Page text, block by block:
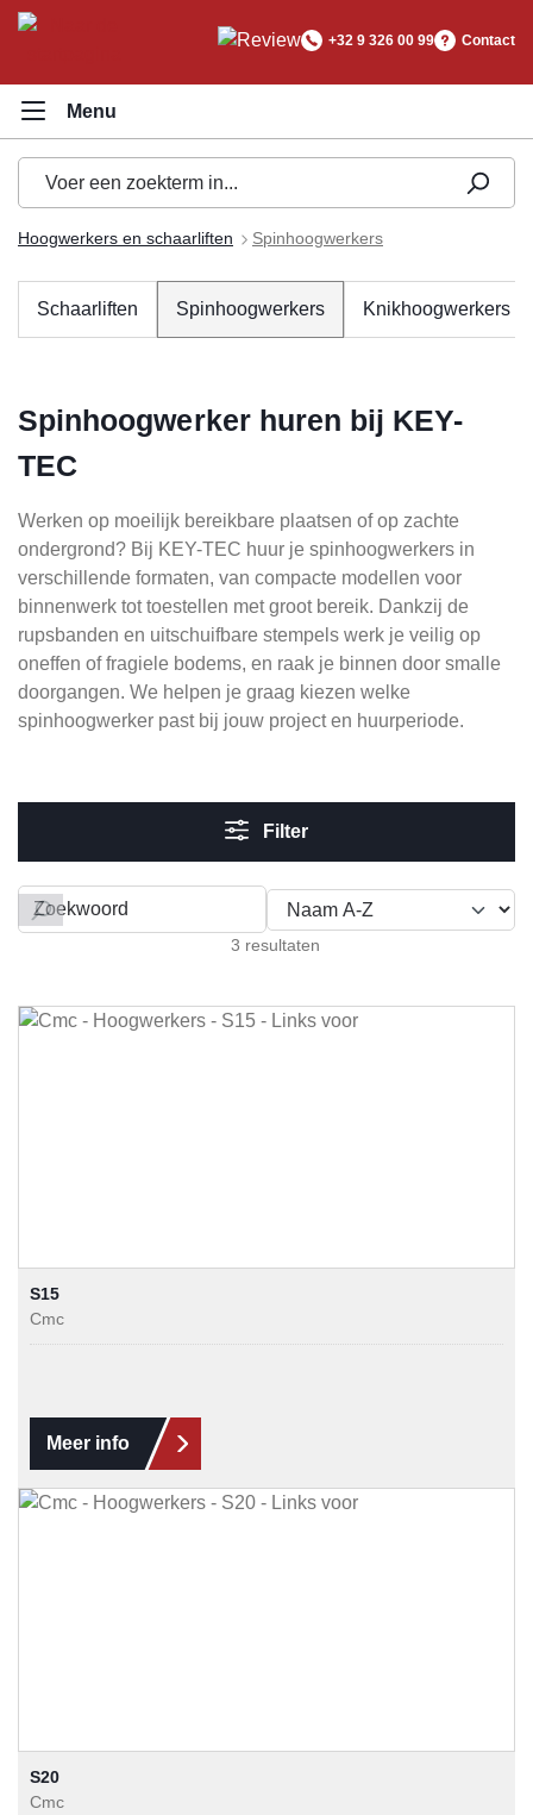
+32 9 326 00 99 Contact
Hoogwerkers en schaarliften Spinhoogwerkers
Schaarliften Spinhoogwerkers Knikhoogwerkers
Spinhoogwerker huren bij KEY-
TEC
Werken op moeilijk bereikbare plaatsen of op zachte
ondergrond? Bij KEY-TEC huur je spinhoogwerkers in
verschillende formaten, van compacte modellen voor
binnenwerk tot toestellen met groot bereik. Dankzij de
rupsbanden en uitschuifbare stempels werk je veilig op
oneffen of fragiele bodems, en raak je binnen door smalle
doorgangen. We helpen je graag kiezen welke
spinhoogwerker past bij jouw project en huurperiode.
Filter
3 resultaten
Filteren op
S15
Cmc
Meer info
S20
Cmc